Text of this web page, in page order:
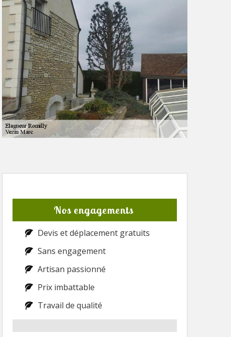
Nos engagements
Devis et déplacement gratuits
Sans engagement
Artisan passionné
Prix imbattable
Travail de qualité